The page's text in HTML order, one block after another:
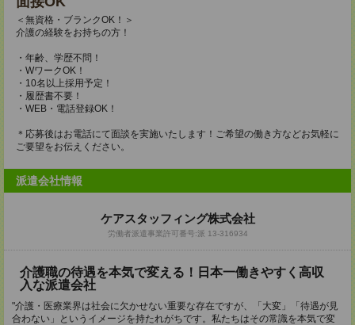
＜無資格・ブランクOK！＞
介護の経験をお持ちの方！
・年齢、学歴不問！
・WワークOK！
・10名以上採用予定！
・履歴書不要！
・WEB・電話登録OK！
＊応募後はお電話にて面談を実施いたします！ご希望の働き方などお気軽に
ご要望をお伝えください。
派遣会社情報
ケアスタッフィング株式会社
労働者派遣事業許可番号:派 13-316934
介護職の待遇を本気で変える！日本一働きやすく高収
入な派遣会社
"介護・医療業界は社会に欠かせない重要な存在ですが、「大変」「待遇が見
合わない」というイメージを持たれがちです。私たちはその常識を本気で変